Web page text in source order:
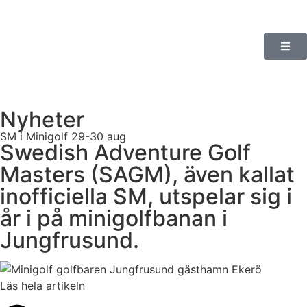
Nyheter
SM i Minigolf 29-30 aug
Swedish Adventure Golf
Masters (SAGM), även kallat
inofficiella SM, utspelar sig i
år i på minigolfbanan i
Jungfrusund.
Läs hela artikeln